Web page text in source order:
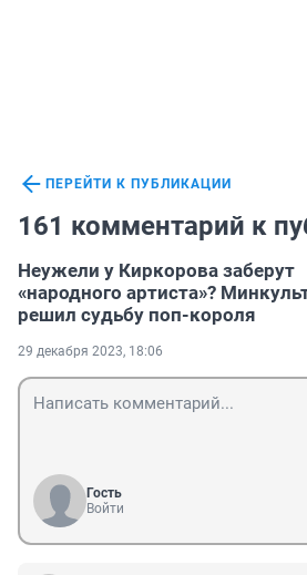
ПЕРЕЙТИ К ПУБЛИКАЦИИ
161 комментарий к
Неужели у Киркорова заберут
«народного артиста»?
решил судьбу поп-короля
29 декабря 2023, 18:06
Гость
Войти